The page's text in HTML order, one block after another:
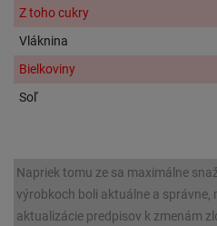
Z toho cukry
Vláknina
Bielkoviny
Soľ
Napriek tomu ze sa maximálne
výrobkoch boli aktuálne a správne,
aktualizácie predpisov k zmenám